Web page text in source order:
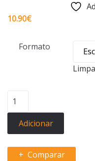
10.90€
Formato
Quantidade
de
TESOURAS
Adicionar
Comparar